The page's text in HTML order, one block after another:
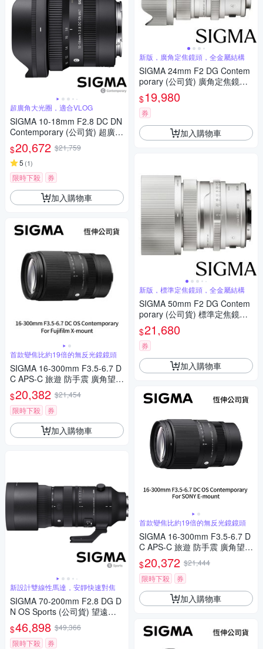
超廣角大光圈，適合VLOG
SIGMA 10-18mm F2.8 DC DN
Contemporary (公司貨) 超廣角
變焦鏡頭 APS-C 無反微單眼鏡
頭
$20,672 $21,759
5 (1)
限時下殺 券
加入購物車
首款變焦比約19倍的無反光鏡鏡頭
SIGMA 16-300mm F3.5-6.7 D
C APS-C 旅遊 防手震 廣角望遠
鏡頭 For Fujifilm X-mount (公
司貨)
$20,382 $21,454
限時下殺
券
加入購物車
新設計雙線性馬達，安靜快速對焦
SIGMA 70-200mm F2.8 DG D
N OS Sports (公司貨) 望遠變
焦鏡頭 大三元 全片幅無反微單
眼鏡頭
$46,898 $49,366
限時下殺
券
新版，廣角定焦鏡頭，全金屬結構
SIGMA 24mm F2 DG Contem
porary (公司貨) 廣角定焦鏡頭
全片幅無反微單眼鏡頭 i系列
$19,980
券
加入購物車
新版，標準定焦鏡頭，全金屬結構
SIGMA 50mm F2 DG Contem
porary (公司貨) 標準定焦鏡頭
全片幅無反微單眼鏡頭 i系列
$21,680
券
加入購物車
首款變焦比約19倍的無反光鏡鏡頭
SIGMA 16-300mm F3.5-6.7 D
C APS-C 旅遊 防手震 廣角望遠
鏡頭 For SONY E-mount (公司
貨)
$20,372 $21,444
限時下殺
券
加入購物車